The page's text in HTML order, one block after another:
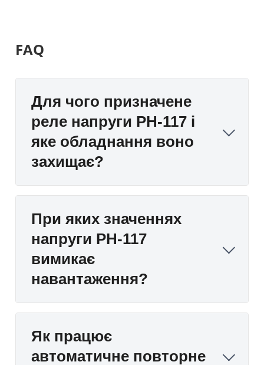
FAQ
Для чого призначене
реле напруги РН-117 і
яке обладнання воно
захищає?
При яких значеннях
напруги РН-117
вимикає
навантаження?
Як працює
автоматичне повторне